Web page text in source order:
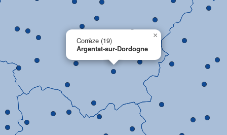
Corrèze (19)
Argentat-sur-Dordogne
×